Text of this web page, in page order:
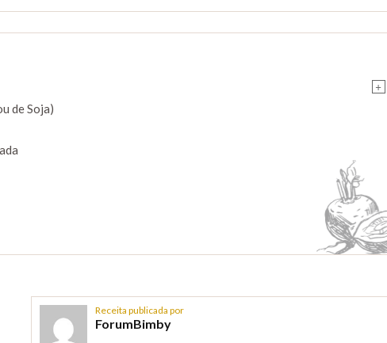
+
de Soja)
Receita publicada por
ForumBimby